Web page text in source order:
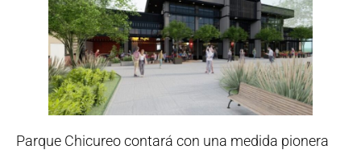
Parque Chicureo contará con una medida pionera